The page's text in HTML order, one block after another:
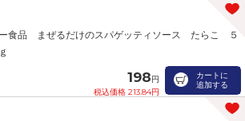
食品 まぜるだけのスパゲッティソース たらこ ５
198円
税込価格 213.84円
カートに
追加する